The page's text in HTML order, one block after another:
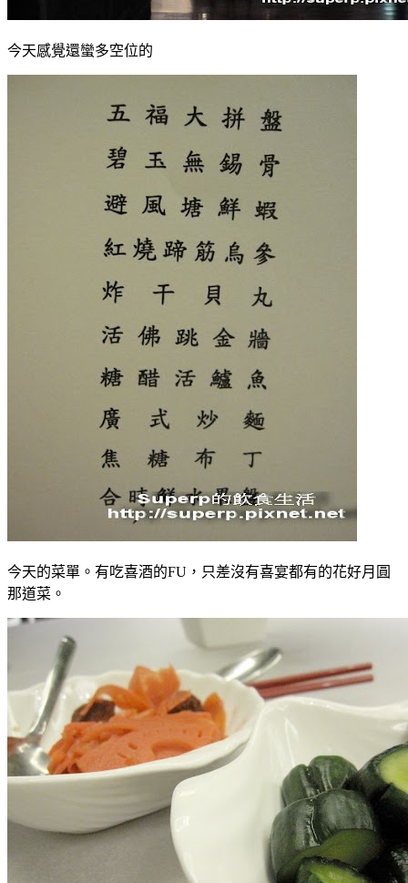
今天感覺還蠻多空位的
今天的菜單。有吃喜酒的FU，只差沒有喜宴都有的花好月圓
那道菜。